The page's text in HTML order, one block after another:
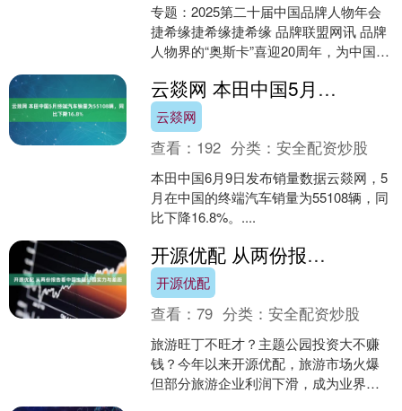
专题：2025第二十届中国品牌人物年会
捷希缘捷希缘捷希缘 品牌联盟网讯 品牌
人物界的“奥斯卡”喜迎20周年，为中国品
中国品....
云燚网 本田中国5月终端汽车销量为55108辆，同比下降16.8%
云燚网
查看： 192 分类：安全配资炒股
本田中国6月9日发布销量数据云燚网，5
月在中国的终端汽车销量为55108辆，同
比下降16.8%。....
开源优配 从两份报告看中国主题公园实力与差距
开源优配
查看：79 分类：安全配资炒股
旅游旺丁不旺才？主题公园投资大不赚
钱？今年以来开源优配，旅游市场火爆
但部分旅游企业利润下滑，成为业界热